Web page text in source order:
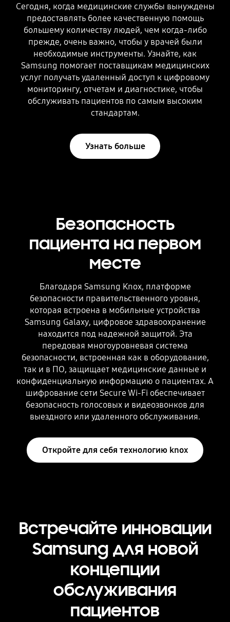
Сегодня, когда медицинские службы вынуждены
предоставлять более качественную помощь
большему количеству людей, чем когда-либо
прежде, очень важно, чтобы у врачей были
необходимые инструменты. Узнайте, как
Samsung помогает поставщикам медицинских
услуг получать удаленный доступ к цифровому
мониторингу, отчетам и диагностике, чтобы
обслуживать пациентов по самым высоким
стандартам.
Узнать больше
Безопасность
пациента на первом
месте
Благодаря Samsung Knox, платформе
безопасности правительственного уровня,
которая встроена в мобильные устройства
Samsung Galaxy, цифровое здравоохранение
находится под надежной защитой. Эта
передовая многоуровневая система
безопасности, встроенная как в оборудование,
так и в ПО, защищает медицинские данные и
конфиденциальную информацию о пациентах. А
шифрование сети Secure Wi-Fi обеспечивает
безопасность голосовых и видеозвонков для
выездного или удаленного обслуживания.
Откройте для себя технологию knox
Встречайте инновации
Samsung для новой
концепции
обслуживания
пациентов